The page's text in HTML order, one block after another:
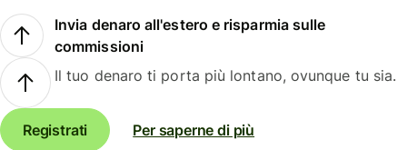
Invia denaro all'estero e risparmia sulle
commissioni
Il tuo denaro ti porta più lontano, ovunque tu sia.
Registrati Per saperne di più